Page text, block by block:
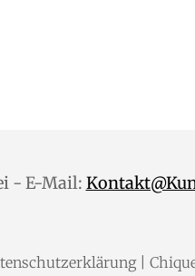
- E-Mail:
|